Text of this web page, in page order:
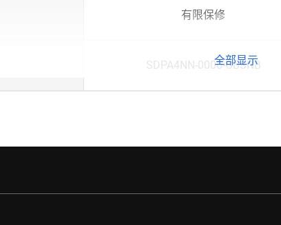
有限保修
SDPA4NN-0000-GBSNB
全部显示